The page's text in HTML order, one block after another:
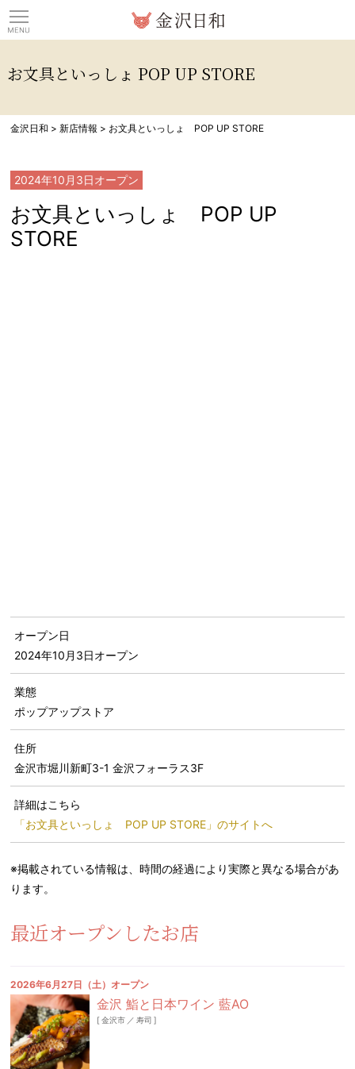
お文具といっしょ POP UP STORE
金沢日和 >新店情報 > お文具といっしょ POP UP STORE
2024年10月3日オープン
お文具といっしょ POP UP
STORE
オープン日
2024年10月3日オープン
業態
ポップアップストア
住所
金沢市堀川新町3-1 金沢フォーラス3F
詳細はこちら
「お文具といっしょ POP UP STORE」のサイトへ
※掲載されている情報は、時間の経過により実際と異なる場合があ
ります。
最近オープンしたお店
2026年6月27日（土）オープン
金沢 鮨と日本ワイン 藍AO
[金沢市 ／ 寿司 ]